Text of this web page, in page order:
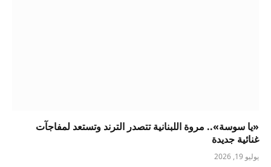
«يا سوسة».. مروة اللبنانية تتصدر الترند وتستعد لمفاجآت
غنائية جديدة
يوليو 19, 2026